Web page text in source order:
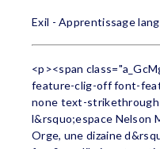
Exil - Apprentissage
<p><span
feature-clig-off font-
none text-
l&rsquo;espace Nelson
Orge, une dizaine